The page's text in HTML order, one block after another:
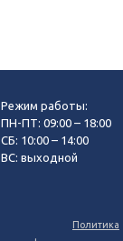
Режим работы:
ПН-ПТ: 09:00 – 18:00
СБ: 10:00 – 14:00
ВС: выходной
Политика